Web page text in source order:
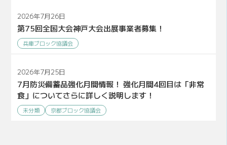
2026年7月26日
第75回全国大会神戸大会出展事業者募集！
兵庫ブロック協議会
2026年7月25日
7月防災備蓄品強化月間情報！ 強化月間4回目は「非常
食」についてさらに詳しく説明します！
未分類 京都ブロック協議会